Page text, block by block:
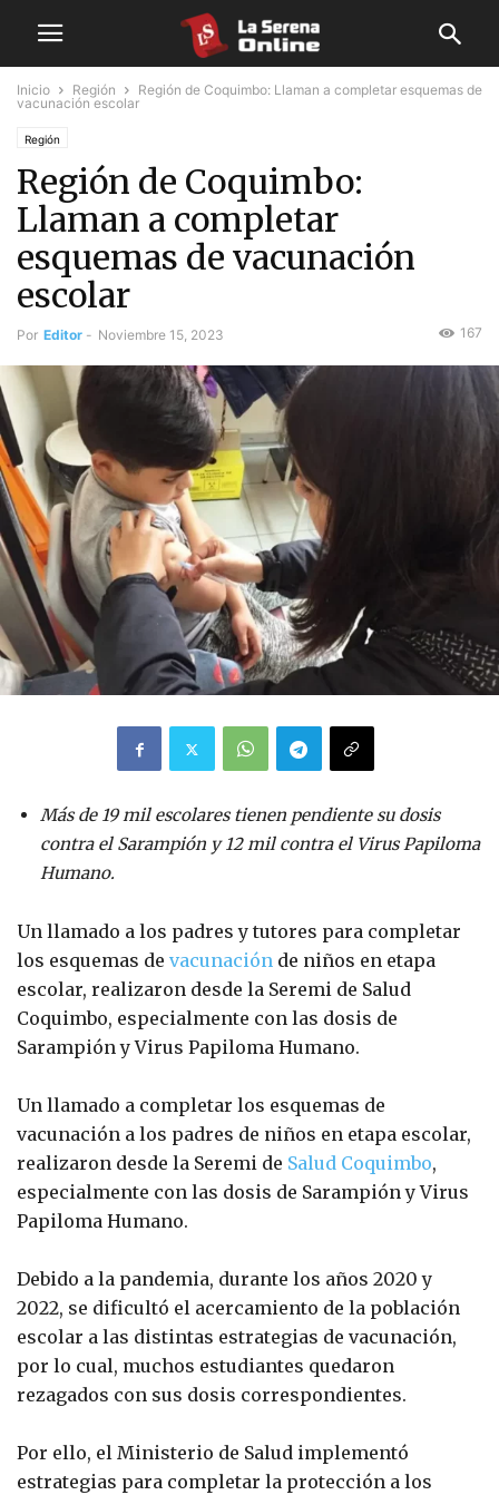
Inicio Región
Región de Coquimbo: Llaman a completar esquemas de
vacunación escolar
Región
Región de Coquimbo:
Llaman a completar
esquemas de vacunación
escolar
Por Editor - Noviembre 15, 2023 167
Más de 19 mil escolares tienen pendiente su dosis
contra el Sarampión y 12 mil contra el Virus Papiloma
Humano.
Un llamado a los padres y tutores para completar
los esquemas de vacunación de niños en etapa
escolar, realizaron desde la Seremi de Salud
Coquimbo, especialmente con las dosis de
Sarampión y Virus Papiloma Humano.
Un llamado a completar los esquemas de
vacunación a los padres de niños en etapa escolar,
realizaron desde la Seremi de Salud Coquimbo,
especialmente con las dosis de Sarampión y Virus
Papiloma Humano.
Debido a la pandemia, durante los años 2020 y
2022, se dificultó el acercamiento de la población
escolar a las distintas estrategias de vacunación,
por lo cual, muchos estudiantes quedaron
rezagados con sus dosis correspondientes.
Por ello, el Ministerio de Salud implementó
estrategias para completar la protección a los